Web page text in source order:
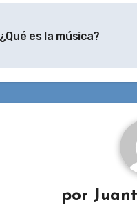
es la música?
por